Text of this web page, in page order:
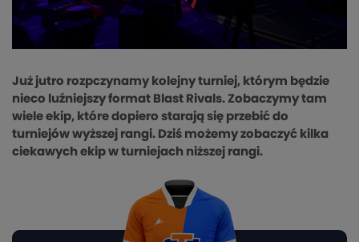
Już jutro rozpczynamy kolejny turniej, którym będzie
nieco luźniejszy format Blast Rivals. Zobaczymy tam
wiele ekip, które dopiero starają się przebić do
turniejów wyższej rangi. Dziś możemy zobaczyć kilka
ciekawych ekip w turniejach niższej rangi.